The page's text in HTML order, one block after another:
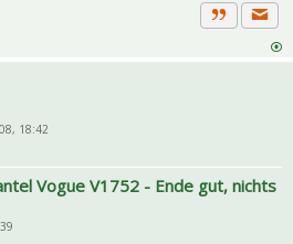
Zitat
18:42
Vogue V1752 - Ende gut, nichts